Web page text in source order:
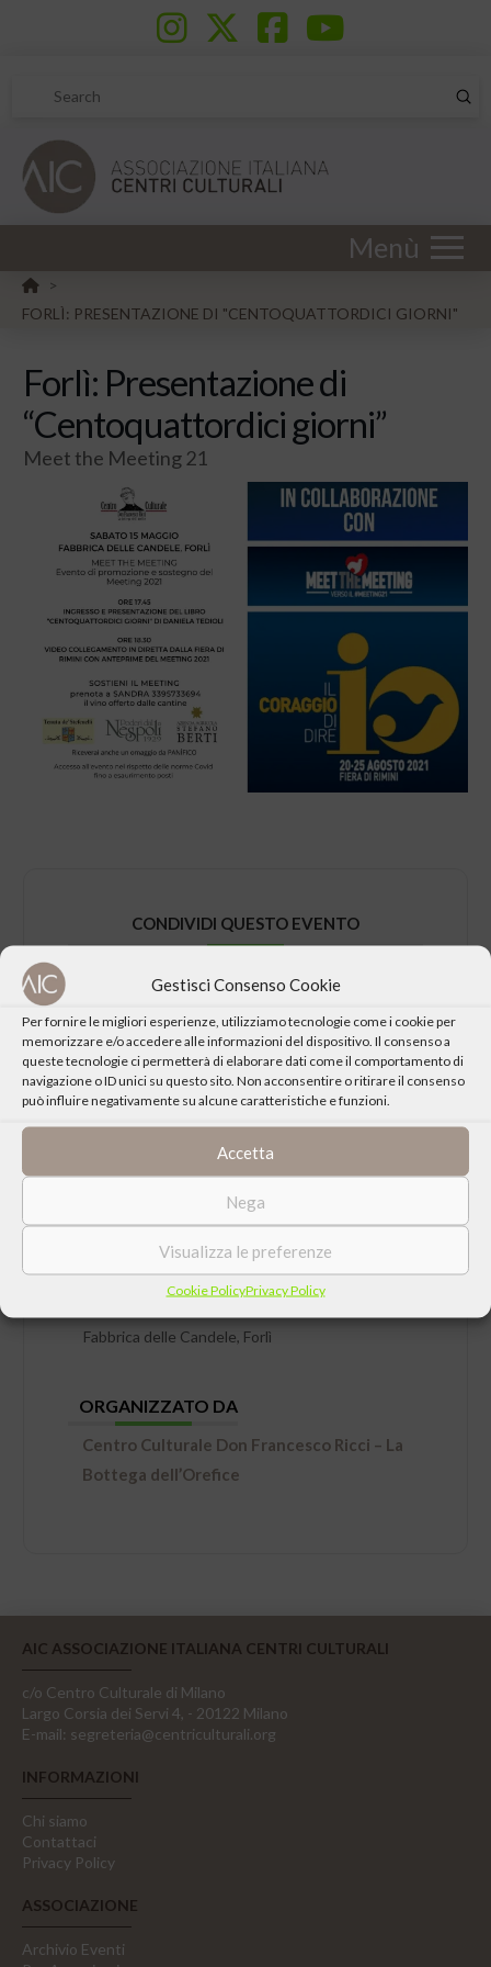
Gestisci Consenso Cookie
Per fornire le migliori esperienze, utilizziamo tecnologie come i cookie per
memorizzare e/o accedere alle informazioni del dispositivo. Il consenso a
queste tecnologie ci permetterà di elaborare dati come il comportamento di
navigazione o ID unici su questo sito. Non acconsentire o ritirare il consenso
può influire negativamente su alcune caratteristiche e funzioni.
Accetta
Nega
Visualizza le preferenze
Cookie PolicyPrivacy Policy
Search
Menù
HOME
>
FORLÌ: PRESENTAZIONE DI "CENTOQUATTORDICI GIORNI"
Forlì: Presentazione di
“Centoquattordici giorni”
Meet the Meeting 21
CONDIVIDI QUESTO EVENTO
LUOGO
Fabbrica delle Candele, Forlì
ORGANIZZATO DA
Centro Culturale Don Francesco Ricci – La
Bottega dell’Orefice
AIC ASSOCIAZIONE ITALIANA CENTRI CULTURALI
c/o Centro Culturale di Milano
Largo Corsia dei Servi 4, - 20122 Milano
E-mail: segreteria@centriculturali.org
INFORMAZIONI
Chi siamo
Contattaci
Privacy Policy
ASSOCIAZIONE
Archivio Eventi